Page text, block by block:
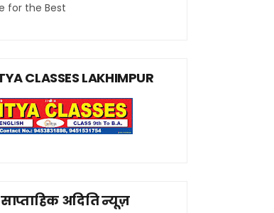
for the Best
CLASSES LAKHIMPUR
साप्ताहिक अदिति न्यूज़